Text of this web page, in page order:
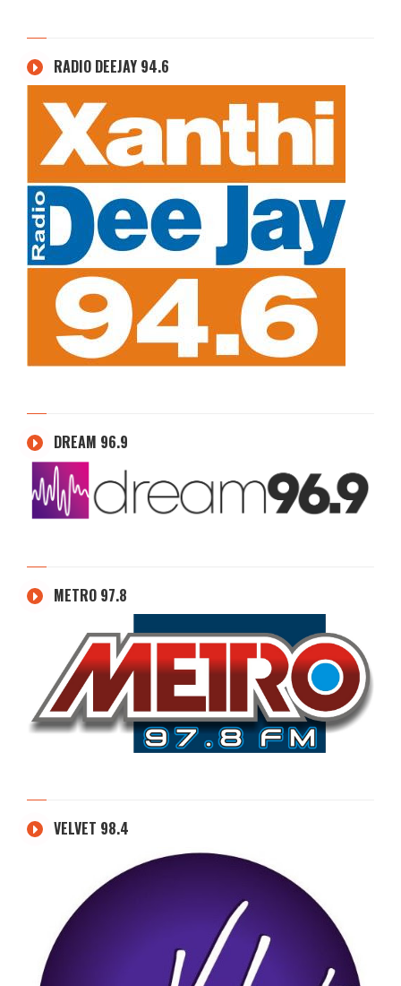
RADIO DEEJAY 94.6
DREAM 96.9
METRO 97.8
VELVET 98.4